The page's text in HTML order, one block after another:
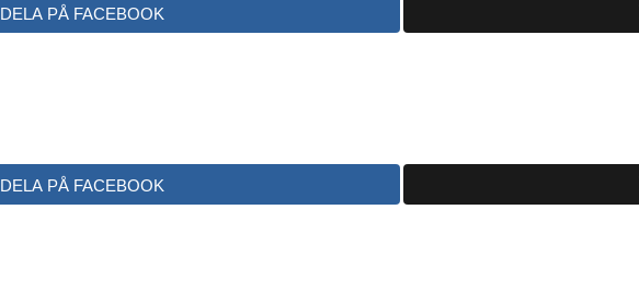
DELA PÅ FACEBOOK
DELA PÅ FACEBOOK